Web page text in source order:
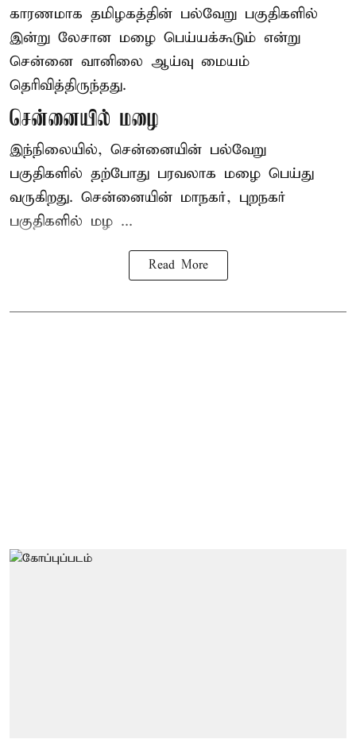
காரணமாக தமிழகத்தின் பல்வேறு பகுதிகளில்
இன்று லேசான மழை பெய்யக்கூடும் என்று
சென்னை வானிலை ஆய்வு மையம்
தெரிவித்திருந்தது.
சென்னையில் மழை
இந்நிலையில், சென்னையின் பல்வேறு
பகுதிகளில் தற்போது பரவலாக மழை பெய்து
வருகிறது. சென்னையின் மாநகர், புறநகர்
பகுதிகளில் மழ ...
Read More